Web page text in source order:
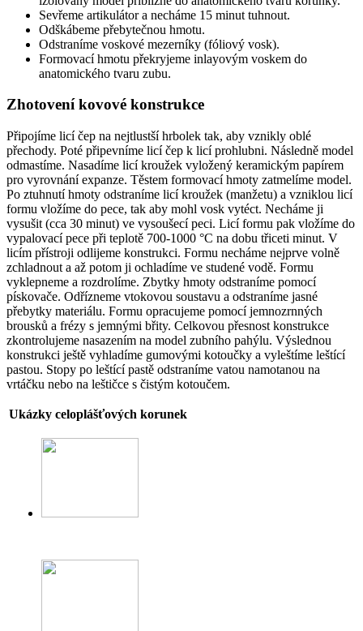
Sevřeme artikulátor a necháme 15 minut tuhnout.
Odškábeme přebytečnou hmotu.
Odstraníme voskové mezerníky (fóliový vosk).
Formovací hmotu překryjeme inlayovým voskem do
anatomického tvaru zubu.
Zhotovení kovové konstrukce
Připojíme licí čep na nejtlustší hrbolek tak, aby vznikly oblé
přechody. Poté připevníme licí čep k licí prohlubni. Následně model
odmastíme. Nasadíme licí kroužek vyložený keramickým papírem
pro vyrovnání expanze. Těstem formovací hmoty zatmelíme model.
Po ztuhnutí hmoty odstraníme licí kroužek (manžetu) a vzniklou licí
formu vložíme do pece, tak aby mohl vosk vytéct. Necháme ji
vysušit (cca 30 minut) ve vysoušecí peci. Licí formu pak vložíme do
vypalovací pece při teplotě 700-1000 °C na dobu třiceti minut. V
licím přístroji odlijeme konstrukci. Formu necháme nejprve volně
zchladnout a až potom ji ochladíme ve studené vodě. Formu
vyklepneme a rozdrolíme. Zbytky hmoty odstraníme pomocí
pískovače. Odřízneme vtokovou soustavu a odstraníme jasné
přebytky materiálu. Formu opracujeme pomocí jemnozrnných
brousků a frézy s jemnými břity. Celkovou přesnost konstrukce
zkontrolujeme nasazením na model zubního pahýlu. Výslednou
konstrukci ještě vyhladíme gumovými kotoučky a vyleštíme leštící
pastou. Stopy po leštící pastě odstraníme vatou namotanou na
vrtáčku nebo na leštičce s čistým kotoučem.
Ukázky celoplášťových korunek